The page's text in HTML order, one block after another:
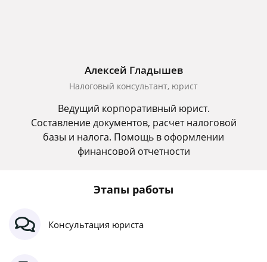
Алексей Гладышев
Налоговый консультант, юрист
Ведущий корпоративный юрист.
Составление документов, расчет налоговой
базы и налога. Помощь в оформлении
финансовой отчетности
Этапы работы
Консультация юриста